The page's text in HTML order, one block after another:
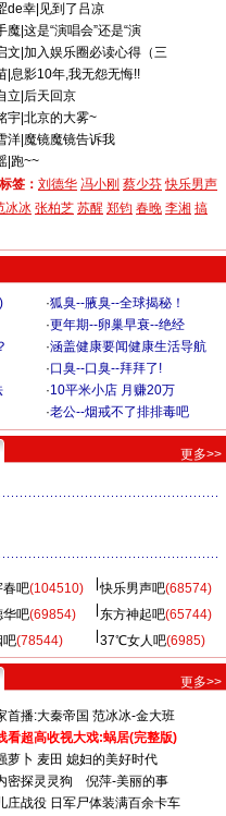
de幸| 见到了吕凉
魔| 这是“演唱会”还是“演
文 加入娱乐圈必读心得（三
| 息影10年,我无怨无悔!!
立 后天回京
宇| 北京的大雾~
洋| 魔镜魔镜告诉我
| 跑~~
签： 刘德华 冯小刚 蔡少芬 快乐男声
冰冰 张柏芝 苏醒 郑钧 春晚 李湘 搞
·狐臭--腋臭--全球揭秘！
·更年期--卵巢早衰--绝经
·涵盖健康要闻健康生活导航
·口臭--口臭--拜拜了!
·10平米小店 月赚20万
·老公--烟戒不了排排毒吧
更多>>
春吧(104510) 快乐男声吧(68574)
华吧(69854) 东方神起吧(65744)
吧(78544) 37℃女人吧(6985)
更多>>
首播:大秦帝国 范冰冰-金大班
看超高收视大戏:蜗居(完整版)
萝卜 麦田 媳妇的美好时代
密探灵灵狗
倪萍-美丽的事
庄战役 日军尸体装满百余卡车